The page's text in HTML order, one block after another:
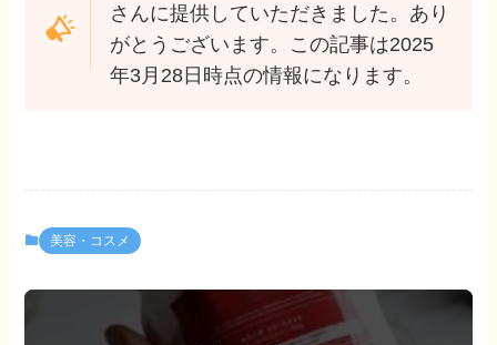
さんに提供していただきました。あり
がとうございます。この記事は2025
年3月28日時点の情報になります。
美容・コスメ